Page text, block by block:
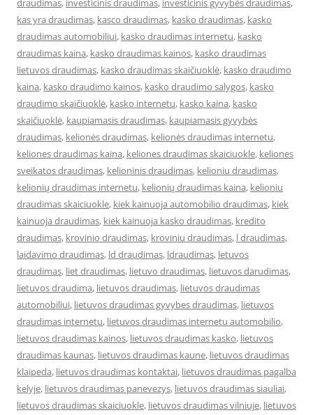
draudimas, investicinis draudimas, investicinis gyvybės draudimas,
kas yra draudimas, kasco draudimas, kasko draudimas, kasko
draudimas automobiliui, kasko draudimas internetu, kasko
draudimas kaina, kasko draudimas kainos, kasko draudimas
lietuvos draudimas, kasko draudimas skaičiuoklė, kasko draudimo
kaina, kasko draudimo kainos, kasko draudimo salygos, kasko
draudimo skaičiuoklė, kasko internetu, kasko kaina, kasko
skaičiuoklė, kaupiamasis draudimas, kaupiamasis gyvybės
draudimas, kelionės draudimas, kelionės draudimas internetu,
keliones draudimas kaina, keliones draudimas skaiciuokle, keliones
sveikatos draudimas, kelioninis draudimas, kelioniu draudimas,
kelionių draudimas internetu, kelionių draudimas kaina, kelioniu
draudimas skaiciuokle, kiek kainuoja automobilio draudimas, kiek
kainuoja draudimas, kiek kainuoja kasko draudimas, kredito
draudimas, krovinio draudimas, kroviniu draudimas, l draudimas,
laidavimo draudimas, ld draudimas, ldraudimas, letuvos
draudimas, liet draudimas, lietuvo draudimas, lietuvos darudimas,
lietuvos draudima, lietuvos draudimas, lietuvos draudimas
automobiliui, lietuvos draudimas gyvybes draudimas, lietuvos
draudimas internetu, lietuvos draudimas internetu automobilio,
lietuvos draudimas kainos, lietuvos draudimas kasko, lietuvos
draudimas kaunas, lietuvos draudimas kaune, lietuvos draudimas
klaipeda, lietuvos draudimas kontaktai, lietuvos draudimas pagalba
kelyje, lietuvos draudimas panevezys, lietuvos draudimas siauliai,
lietuvos draudimas skaiciuokle, lietuvos draudimas vilniuje, lietuvos